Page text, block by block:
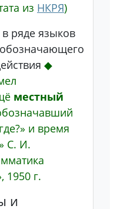
из НКРЯ)
в ряде языков
◆
местный
и время
С. И.
1950 г.
и